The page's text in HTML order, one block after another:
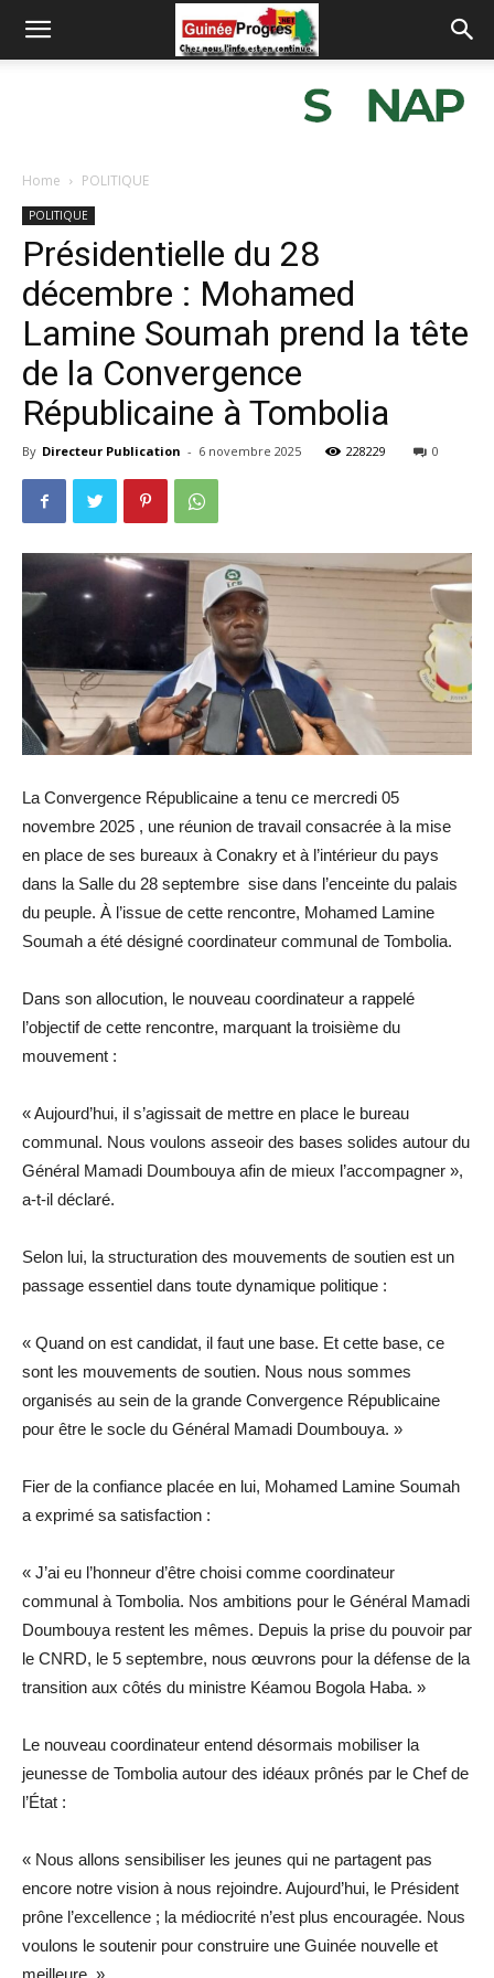
Home POLITIQUE
POLITIQUE
Présidentielle du 28
décembre : Mohamed
Lamine Soumah prend la tête
de la Convergence
Républicaine à Tombolia
By Directeur Publication - 6 novembre 2025 228229 0
La Convergence Républicaine a tenu ce mercredi 05
novembre 2025 , une réunion de travail consacrée à la mise
en place de ses bureaux à Conakry et à l’intérieur du pays
dans la Salle du 28 septembre sise dans l’enceinte du palais
du peuple. À l’issue de cette rencontre, Mohamed Lamine
Soumah a été désigné coordinateur communal de Tombolia.
Dans son allocution, le nouveau coordinateur a rappelé
l’objectif de cette rencontre, marquant la troisième du
mouvement :
« Aujourd’hui, il s’agissait de mettre en place le bureau
communal. Nous voulons asseoir des bases solides autour du
Général Mamadi Doumbouya afin de mieux l’accompagner »,
a-t-il déclaré.
Selon lui, la structuration des mouvements de soutien est un
passage essentiel dans toute dynamique politique :
« Quand on est candidat, il faut une base. Et cette base, ce
sont les mouvements de soutien. Nous nous sommes
organisés au sein de la grande Convergence Républicaine
pour être le socle du Général Mamadi Doumbouya. »
Fier de la confiance placée en lui, Mohamed Lamine Soumah
a exprimé sa satisfaction :
« J’ai eu l’honneur d’être choisi comme coordinateur
communal à Tombolia. Nos ambitions pour le Général Mamadi
Doumbouya restent les mêmes. Depuis la prise du pouvoir par
le CNRD, le 5 septembre, nous œuvrons pour la défense de la
transition aux côtés du ministre Kéamou Bogola Haba. »
Le nouveau coordinateur entend désormais mobiliser la
jeunesse de Tombolia autour des idéaux prônés par le Chef de
l’État :
« Nous allons sensibiliser les jeunes qui ne partagent pas
encore notre vision à nous rejoindre. Aujourd’hui, le Président
prône l’excellence ; la médiocrité n’est plus encouragée. Nous
voulons le soutenir pour construire une Guinée nouvelle et